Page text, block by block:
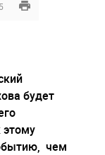
будет
этому
чем